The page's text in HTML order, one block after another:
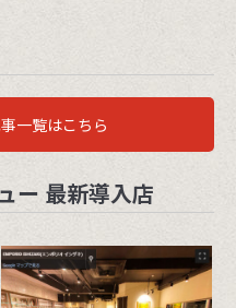
一覧はこちら
ー 最新導入店